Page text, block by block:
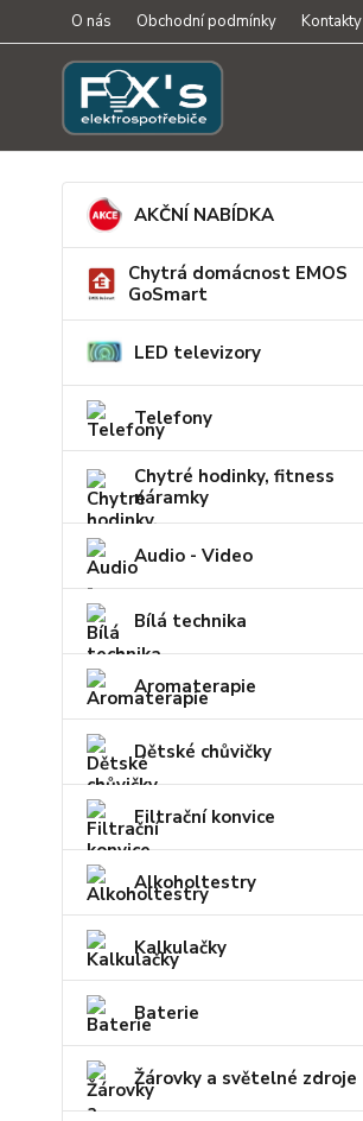
O nás Obchodní podmínky Kontakty
AKČNÍ NABÍDKA
Chytrá domácnost EMOS
GoSmart
LED televizory
Telefony
Chytré hodinky, fitness
náramky
Audio - Video
Bílá technika
Aromaterapie
Dětské chůvičky
Filtrační konvice
Alkoholtestry
Kalkulačky
Baterie
Žárovky a světelné zdroje